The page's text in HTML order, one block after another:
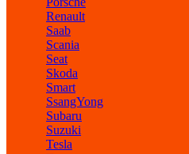
Renault
Saab
Scania
Seat
Skoda
Smart
SsangYong
Subaru
Suzuki
Tesla